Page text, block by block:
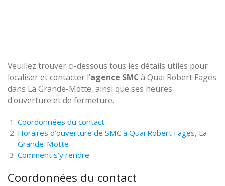
Veuillez trouver ci-dessous tous les détails utiles pour
localiser et contacter l'agence SMC à Quai Robert Fages
dans La Grande-Motte, ainsi que ses heures
d'ouverture et de fermeture.
Coordonnées du contact
Horaires d'ouverture de SMC à Quai Robert Fages, La
Grande-Motte
Comment s'y rendre
Coordonnées du contact